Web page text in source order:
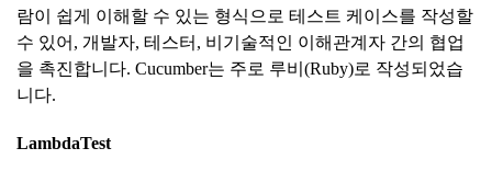
람이 쉽게 이해할 수 있는 형식으로 테스트 케이스를 작성할
수 있어, 개발자, 테스터, 비기술적인 이해관계자 간의 협업
을 촉진합니다. Cucumber는 주로 루비(Ruby)로 작성되었습
니다.
LambdaTest